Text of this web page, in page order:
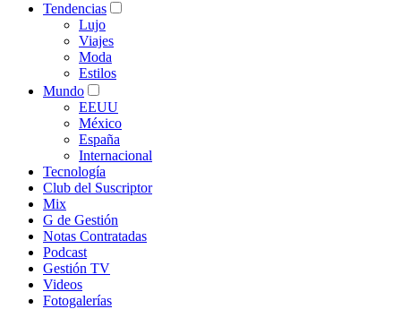
Tendencias
Lujo
Viajes
Moda
Estilos
Mundo
EEUU
México
España
Internacional
Tecnología
Club del Suscriptor
Mix
G de Gestión
Notas Contratadas
Podcast
Gestión TV
Videos
Fotogalerías